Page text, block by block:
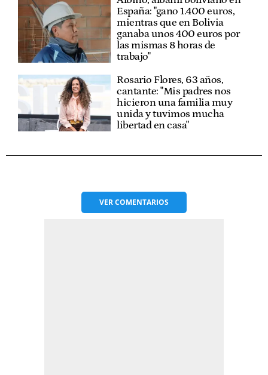
España: "gano 1.400 euros,
mientras que en Bolivia
ganaba unos 400 euros por
las mismas 8 horas de
trabajo"
Rosario Flores, 63 años,
cantante: "Mis padres nos
hicieron una familia muy
unida y tuvimos mucha
libertad en casa"
VERCOMENTARIOS